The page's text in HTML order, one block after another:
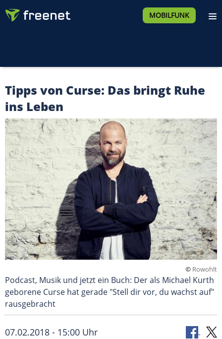
MOBILFUNK
Tipps von Curse: Das bringt Ruhe
ins Leben
© Rowohlt
Podcast, Musik und jetzt ein Buch: Der als Michael Kurth
geborene Curse hat gerade "Stell dir vor, du wachst auf"
rausgebracht
07.02.2018 - 15:00 Uhr